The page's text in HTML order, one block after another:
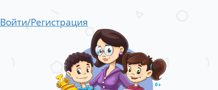
Войти/Регистрация